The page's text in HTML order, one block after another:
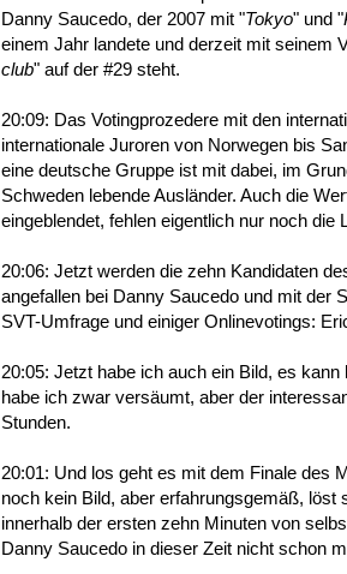
Danny Saucedo, der 2007 mit "Tokyo" und "
einem Jahr landete und derzeit mit seinem
club" auf der #29 steht.
20:09: Das Votingprozedere mit den
internationale Juroren von Norwegen bis
eine deutsche Gruppe ist mit dabei, im
Schweden lebende Ausländer. Auch die
eingeblendet, fehlen eigentlich nur noch die
20:06: Jetzt werden die zehn Kandidaten
angefallen bei Danny Saucedo und mit der
SVT-Umfrage und einiger Onlinevotings:
20:05: Jetzt habe ich auch ein Bild, es
habe ich zwar versäumt, aber der
Stunden.
20:01: Und los geht es mit dem Finale des
noch kein Bild, aber erfahrungsgemäß, löst
innerhalb der ersten zehn Minuten von
Danny Saucedo in dieser Zeit nicht schon